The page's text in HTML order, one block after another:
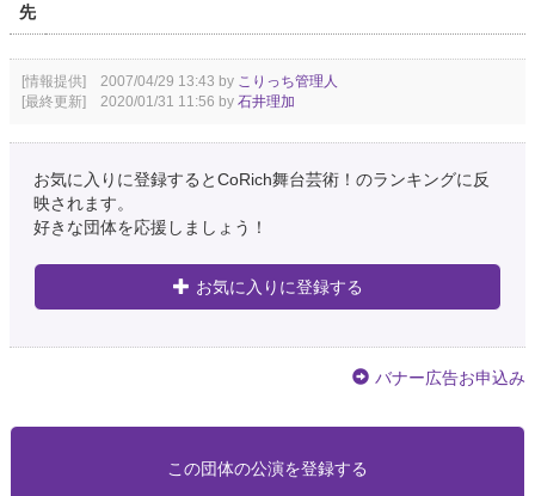
先
[情報提供] 2007/04/29 13:43 by こりっち管理人
[最終更新] 2020/01/31 11:56 by 石井理加
お気に入りに登録するとCoRich舞台芸術！のランキングに反
映されます。
好きな団体を応援しましょう！
お気に入りに登録する
バナー広告お申込み
この団体の公演を登録する